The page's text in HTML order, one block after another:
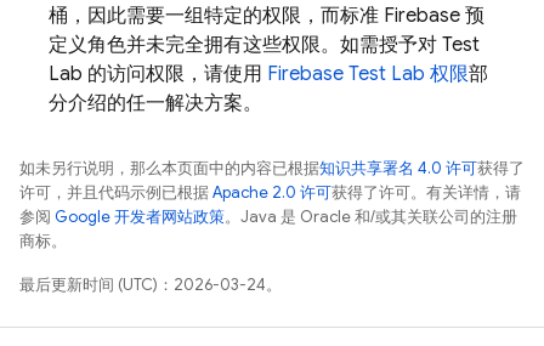
桶，因此需要一组特定的权限，而标准 Firebase 预
定义角色并未完全拥有这些权限。如需授予对 Test
Lab 的访问权限，请使用 Firebase Test Lab 权限部
分介绍的任一解决方案。
如未另行说明，那么本页面中的内容已根据知识共享署名 4.0 许可获得了
许可，并且代码示例已根据Apache 2.0 许可获得了许可。有关详情，请
参阅 Google 开发者网站政策。Java 是 Oracle 和/或其关联公司的注册
商标。
最后更新时间 (UTC)：2026-03-24。